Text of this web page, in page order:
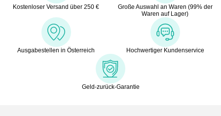
Kostenloser Versand über 250 €
Große Auswahl an Waren (99% der
Waren auf Lager)
Ausgabestellen in Österreich Hochwertiger Kundenservice
Geld-zurück-Garantie